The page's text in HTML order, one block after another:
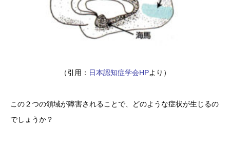
（引用： 日本認知症学会HPより）
この２つの領域が障害されることで、どのような症状が生じるの
でしょうか？